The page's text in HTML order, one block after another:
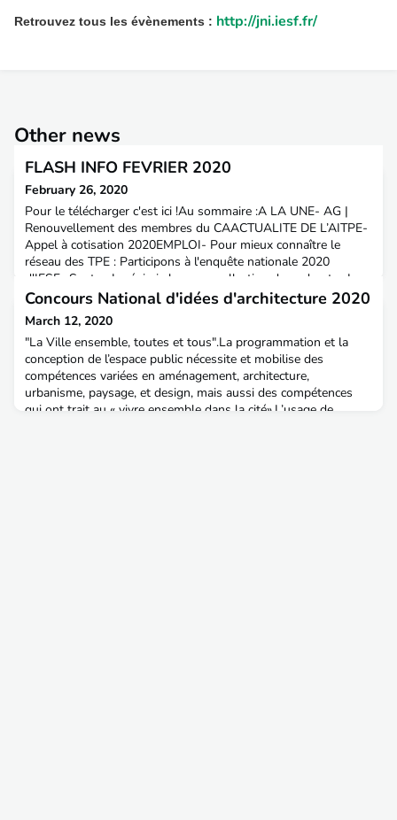
Retrouvez tous les évènements : http://jni.iesf.fr/
Other news
FLASH INFO FEVRIER 2020
February 26, 2020
Pour le télécharger c'est ici !Au sommaire :A LA UNE- AG |
Renouvellement des membres du CAACTUALITE DE L’AITPE-
Appel à cotisation 2020EMPLOI- Pour mieux connaître le
réseau des TPE : Participons à l'enquête nationale 2020
d'IESF- Syntec-Ingénierie lance sa collection de podcasts- Le
Ministère des armées recrute des ingénieurs militaires
d’infrastructures civils ou fonctionnairesPROTECTION JURIDI
Concours National d'idées d'architecture 2020
March 12, 2020
"La Ville ensemble, toutes et tous".La programmation et la
conception de l’espace public nécessite et mobilise des
compétences variées en aménagement, architecture,
urbanisme, paysage, et design, mais aussi des compétences
qui ont trait au « vivre ensemble dans la cité».L’usage de